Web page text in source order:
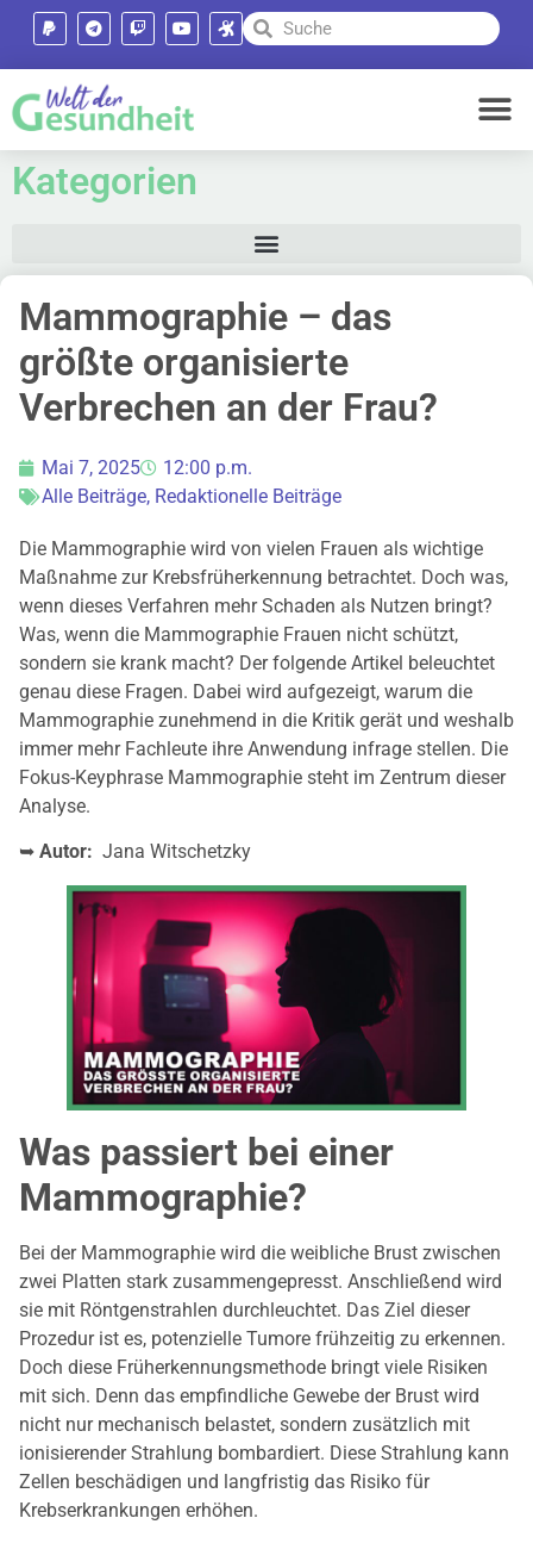
Kategorien
Mammographie – das
größte organisierte
Verbrechen an der Frau?
Mai 7, 2025
12:00 p.m.
Alle Beiträge, Redaktionelle Beiträge
Die Mammographie wird von vielen Frauen als wichtige
Maßnahme zur Krebsfrüherkennung betrachtet. Doch was,
wenn dieses Verfahren mehr Schaden als Nutzen bringt?
Was, wenn die Mammographie Frauen nicht schützt,
sondern sie krank macht? Der folgende Artikel beleuchtet
genau diese Fragen. Dabei wird aufgezeigt, warum die
Mammographie zunehmend in die Kritik gerät und weshalb
immer mehr Fachleute ihre Anwendung infrage stellen. Die
Fokus-Keyphrase Mammographie steht im Zentrum dieser
Analyse.
➥ Autor: Jana Witschetzky
Was passiert bei einer
Mammographie?
Bei der Mammographie wird die weibliche Brust zwischen
zwei Platten stark zusammengepresst. Anschließend wird
sie mit Röntgenstrahlen durchleuchtet. Das Ziel dieser
Prozedur ist es, potenzielle Tumore frühzeitig zu erkennen.
Doch diese Früherkennungsmethode bringt viele Risiken
mit sich. Denn das empfindliche Gewebe der Brust wird
nicht nur mechanisch belastet, sondern zusätzlich mit
ionisierender Strahlung bombardiert. Diese Strahlung kann
Zellen beschädigen und langfristig das Risiko für
Krebserkrankungen erhöhen.